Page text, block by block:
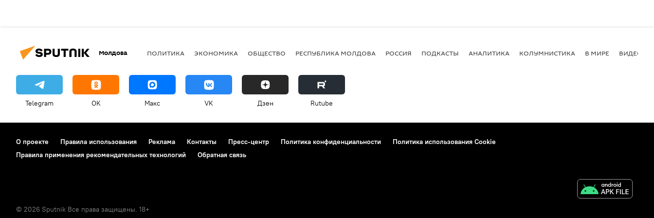
Молдова ПОЛИТИКА ЭКОНОМИКА ОБЩЕСТВО РЕСПУБЛИКА МОЛДОВА РОССИЯ ПОДКАСТЫ АНАЛИТИКА КОЛУМНИСТИКА В МИРЕ ВИДЕО
Telegram OK Макс VK Дзен Rutube
О проекте Правила использования Реклама Контакты Пресс-центр Политика конфиденциальности
Политика использования Cookie
Правила применения рекомендательных технологий
Обратная связь
© 2026 Sputnik Все права защищены. 18+